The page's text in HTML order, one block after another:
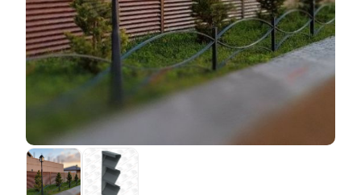
для каких целей она будет использоваться. Если
покрытие наносится только с одной стороны, то с
другой металл грунтуется, чтобы обеспечить его
защиту от воздействия окружающей среды.
Соответственно, оба варианта сильно отличаются
по стоимости, зависимо от количества используемых
материалов для производства конкретного листа.
Единственным недостатком такого выбора покрытия
является то, что поскольку листы металла уже
приходят к нам с покрытием, чтобы случайно его не
расходы материалов и зарплату, выплачиваемую
работникам.